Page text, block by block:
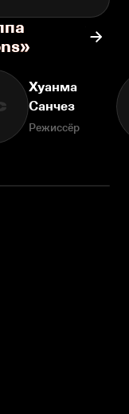
Хуанма
Санчез
Режиссёр